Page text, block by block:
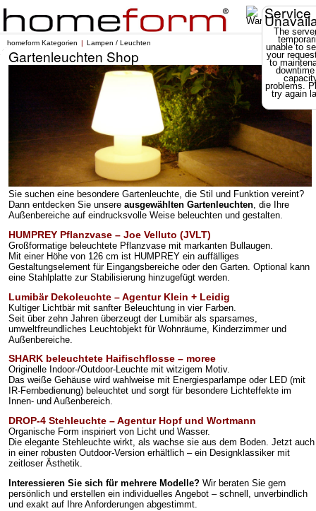
Service
The
unable to
your
to
problems.
try again
homeform Kategorien Lampen / Leuchten
Gartenleuchten Shop
Sie suchen eine besondere Gartenleuchte, die Stil und Funktion vereint?
Dann entdecken Sie unsere ausgewählten Gartenleuchten, die Ihre
Außenbereiche auf eindrucksvolle Weise beleuchten und gestalten.
HUMPREY Pflanzvase – Joe Velluto (JVLT)
Großformatige beleuchtete Pflanzvase mit markanten Bullaugen.
Mit einer Höhe von 126 cm ist HUMPREY ein auffälliges
Gestaltungselement für Eingangsbereiche oder den Garten. Optional kann
eine Stahlplatte zur Stabilisierung hinzugefügt werden.
Lumibär Dekoleuchte – Agentur Klein + Leidig
Kultiger Lichtbär mit sanfter Beleuchtung in vier Farben.
Seit über zehn Jahren überzeugt der Lumibär als sparsames,
umweltfreundliches Leuchtobjekt für Wohnräume, Kinderzimmer und
Außenbereiche.
SHARK beleuchtete Haifischflosse – moree
Originelle Indoor-/Outdoor-Leuchte mit witzigem Motiv.
Das weiße Gehäuse wird wahlweise mit Energiesparlampe oder LED (mit
IR-Fernbedienung) beleuchtet und sorgt für besondere Lichteffekte im
Innen- und Außenbereich.
DROP-4 Stehleuchte – Agentur Hopf und Wortmann
Organische Form inspiriert von Licht und Wasser.
Die elegante Stehleuchte wirkt, als wachse sie aus dem Boden. Jetzt auch
in einer robusten Outdoor-Version erhältlich – ein Designklassiker mit
zeitloser Ästhetik.
Interessieren Sie sich für mehrere Modelle? Wir beraten Sie gern
persönlich und erstellen ein individuelles Angebot – schnell, unverbindlich
und exakt auf Ihre Anforderungen abgestimmt.